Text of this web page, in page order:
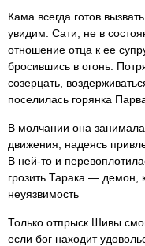
Кама всегда готов
увидим. Сати, не в
отношение отца к ее
бросившись в огонь.
созерцать,
поселилась горянка
В молчании она
движения, надеясь
В ней-то и
грозить Тарака — демон,
неуязвимость
Только отпрыск Шивы
если бог находит